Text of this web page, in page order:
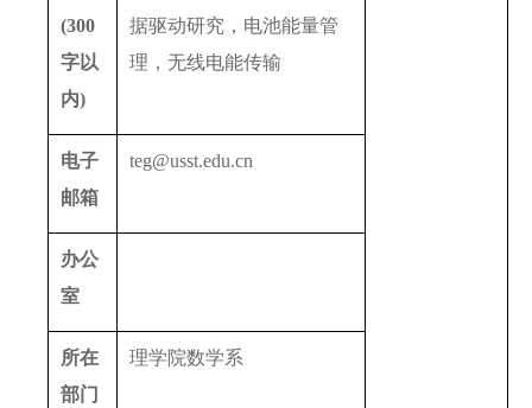
(300
字以
内)
据驱动研究，电池能量管
理，无线电能传输
电子
邮箱
teg@usst.edu.cn
办公
室
所在
部门
理学院数学系